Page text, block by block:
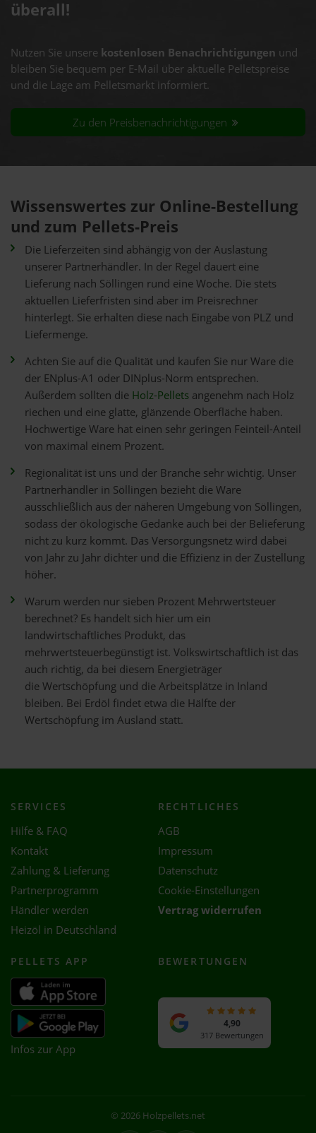
überall!
Nutzen Sie unsere kostenlosen Benachrichtigungen und
bleiben Sie bequem per E-Mail über aktuelle Pelletspreise
und die Lage am Pelletsmarkt informiert.
Zu den Preisbenachrichtigungen
Wissenswertes zur Online-Bestellung
und zum Pellets-Preis
Die Lieferzeiten sind abhängig von der Auslastung
unserer Partnerhändler. In der Regel dauert eine
Lieferung nach Söllingen rund eine Woche. Die stets
aktuellen Lieferfristen sind aber im Preisrechner
hinterlegt. Sie erhalten diese nach Eingabe von PLZ und
Liefermenge.
Achten Sie auf die Qualität und kaufen Sie nur Ware die
der ENplus-A1 oder DINplus-Norm entsprechen.
Außerdem sollten die Holz-Pellets angenehm nach Holz
riechen und eine glatte, glänzende Oberfläche haben.
Hochwertige Ware hat einen sehr geringen Feinteil-Anteil
von maximal einem Prozent.
Regionalität ist uns und der Branche sehr wichtig. Unser
Partnerhändler in Söllingen bezieht die Ware
ausschließlich aus der näheren Umgebung von Söllingen,
sodass der ökologische Gedanke auch bei der Belieferung
nicht zu kurz kommt. Das Versorgungsnetz wird dabei
von Jahr zu Jahr dichter und die Effizienz in der Zustellung
höher.
Warum werden nur sieben Prozent Mehrwertsteuer
berechnet? Es handelt sich hier um ein
landwirtschaftliches Produkt, das
mehrwertsteuerbegünstigt ist. Volkswirtschaftlich ist das
auch richtig, da bei diesem Energieträger
die Wertschöpfung und die Arbeitsplätze in Inland
bleiben. Bei Erdöl findet etwa die Hälfte der
Wertschöpfung im Ausland statt.
SERVICES
Hilfe & FAQ
Kontakt
Zahlung & Lieferung
Partnerprogramm
Händler werden
Heizöl in Deutschland
RECHTLICHES
AGB
Impressum
Datenschutz
Cookie-Einstellungen
Vertrag widerrufen
PELLETS APP
Infos zur App
BEWERTUNGEN
4,90
317 Bewertungen
© 2026 Holzpellets.net